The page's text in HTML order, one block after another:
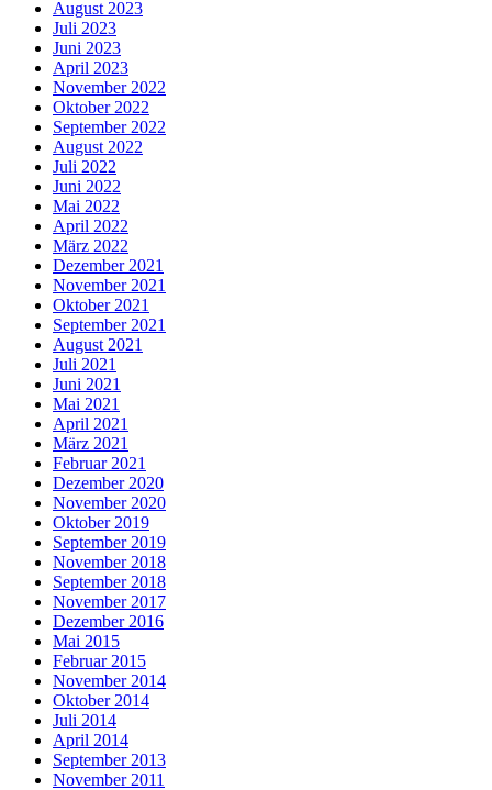
August 2023
Juli 2023
Juni 2023
April 2023
November 2022
Oktober 2022
September 2022
August 2022
Juli 2022
Juni 2022
Mai 2022
April 2022
März 2022
Dezember 2021
November 2021
Oktober 2021
September 2021
August 2021
Juli 2021
Juni 2021
Mai 2021
April 2021
März 2021
Februar 2021
Dezember 2020
November 2020
Oktober 2019
September 2019
November 2018
September 2018
November 2017
Dezember 2016
Mai 2015
Februar 2015
November 2014
Oktober 2014
Juli 2014
April 2014
September 2013
November 2011